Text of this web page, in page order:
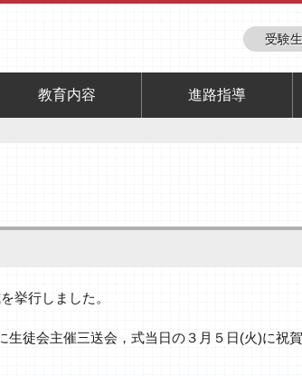
受験生
教育内容 進路指導
挙行しました。
徒会主催三送会，式当日の３月５日(火)に祝